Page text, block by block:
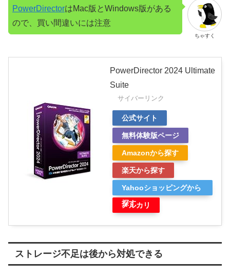
ちゃすく
PowerDirectorはMac版とWindows版がある
ので、買い間違いには注意
PowerDirector 2024 Ultimate
Suite
サイバーリンク
公式サイト
無料体験版ページ
Amazonから探す
楽天から探す
Yahooショッピングから
探す
メルカリ
ストレージ不足は後から対処できる